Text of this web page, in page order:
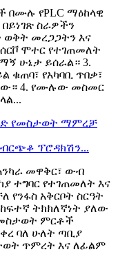
በሙሉ የPLC ማዕከላዊ
በይነገጽ ስራዎችን
ወቅት መረጋጋትን እና
ሞተር የተገጠመለት
ሁኔታ ይሰራል። 3.
ቁጠባ፣ የአካባቢ ጥበቃ፣
4. የሙሉው መስመር
ፕሮዳክሽን...
መዋቅር፣ ውብ
ተግባር የተገጠመለት እና
የንፋስ አቅርቦት ስርዓት
ትክክለኛነት ያለው
ምርቶች
ባለ ሁለት ጣቢያ
ጥምረት እና ለፊልም